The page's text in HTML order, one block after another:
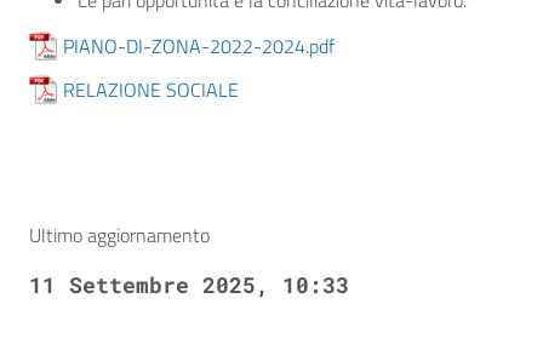
PIANO-DI-ZONA-2022-2024.pdf
RELAZIONE SOCIALE
Ultimo aggiornamento
11 Settembre 2025, 10:33